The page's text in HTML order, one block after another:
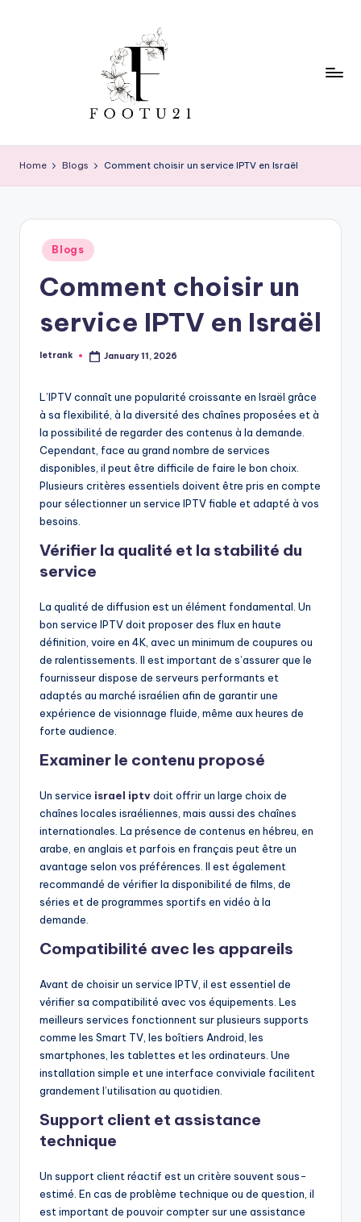
o
o
t
Home Blogs Comment choisir un service IPTV en Israël
Posted
in
Blogs
Comment choisir un
service IPTV en Israël
Posted
letrank January 11, 2026
L’IPTV connaît une popularité croissante en Israël grâce
à sa flexibilité, à la diversité des chaînes proposées et à
la possibilité de regarder des contenus à la demande.
Cependant, face au grand nombre de services
disponibles, il peut être difficile de faire le bon choix.
Plusieurs critères essentiels doivent être pris en compte
pour sélectionner un service IPTV fiable et adapté à vos
besoins.
Vérifier la qualité et la stabilité du
service
La qualité de diffusion est un élément fondamental. Un
bon service IPTV doit proposer des flux en haute
définition, voire en 4K, avec un minimum de coupures ou
de ralentissements. Il est important de s’assurer que le
fournisseur dispose de serveurs performants et
adaptés au marché israélien afin de garantir une
expérience de visionnage fluide, même aux heures de
forte audience.
Examiner le contenu proposé
Un service israel iptvdoit offrir un large choix de
chaînes locales israéliennes, mais aussi des chaînes
internationales. La présence de contenus en hébreu, en
arabe, en anglais et parfois en français peut être un
avantage selon vos préférences. Il est également
recommandé de vérifier la disponibilité de films, de
séries et de programmes sportifs en vidéo à la
demande.
Compatibilité avec les appareils
Avant de choisir un service IPTV, il est essentiel de
vérifier sa compatibilité avec vos équipements. Les
meilleurs services fonctionnent sur plusieurs supports
comme les Smart TV, les boîtiers Android, les
smartphones, les tablettes et les ordinateurs. Une
installation simple et une interface conviviale facilitent
grandement l’utilisation au quotidien.
Support client et assistance
technique
Un support client réactif est un critère souvent sous-
estimé. En cas de problème technique ou de question, il
est important de pouvoir compter sur une assistance